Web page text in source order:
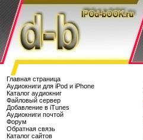
Главная страница
Аудиокниги для iPod и iPhone
Каталог аудиокниг
Файловый сервер
Добавление в iTunes
Аудиокниги почтой
Форум
Обратная связь
Каталог сайтов